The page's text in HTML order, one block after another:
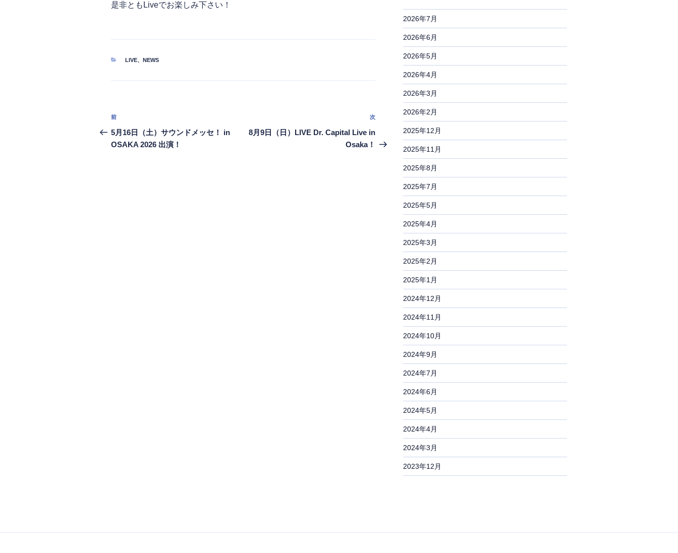
是非ともLiveでお楽しみ下さい！
カ
LIVE、 NEWS
投
稿
ナ
前
の
投
前
5月16日（土）サウンドメッセ！ in
OSAKA 2026 出演！
次
の
投
次
8月9日（日）LIVE Dr. Capital Live in
Osaka！
2026年7月
2026年6月
2026年5月
2026年4月
2026年3月
2026年2月
2025年12月
2025年11月
2025年8月
2025年7月
2025年5月
2025年4月
2025年3月
2025年2月
2025年1月
2024年12月
2024年11月
2024年10月
2024年9月
2024年7月
2024年6月
2024年5月
2024年4月
2024年3月
2023年12月